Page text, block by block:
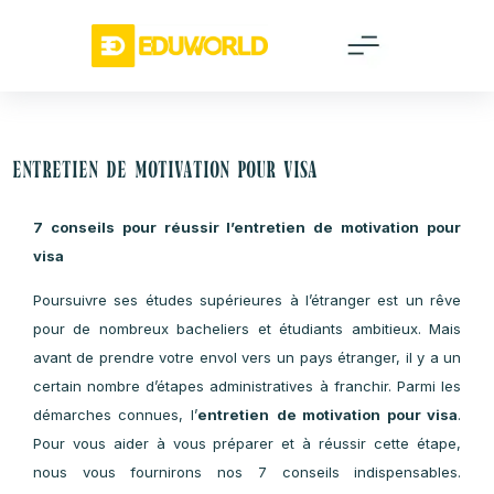
Entretien de motivation pour visa
Poursuivre ses études supérieures à l’étranger est un
pour de nombreux bacheliers et étudiants ambitieux.
avant de prendre votre envol vers un pays étranger, il y a
certain nombre d’étapes administratives à franchir. Parmi
démarches connues, l’ entretien de motivation pour visa
Pour vous aider à vous préparer et à réussir cette